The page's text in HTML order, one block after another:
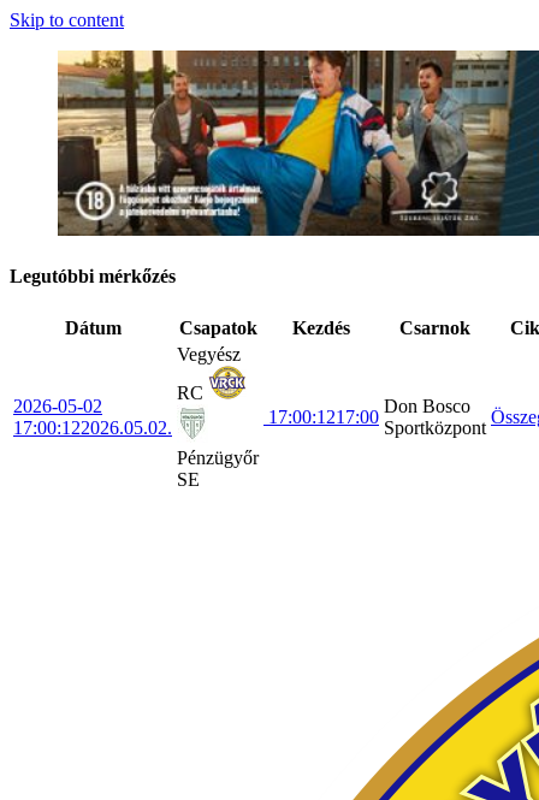
Skip to content
Legutóbbi mérkőzés
Dátum Csapatok Kezdés Csarnok
2026-05-02
17:00:122026.05.02.
Vegyész
RC
Pénzügyőr
SE
17:00:1217:00
Don Bosco
Sportközpont